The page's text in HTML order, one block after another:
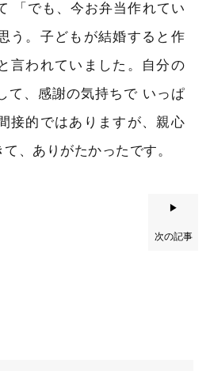
「でも、今お弁当作れてい
う。子どもが結婚すると作
言われていました。自分の
て、感謝の気持ちで いっぱ
接的ではありますが、親心
、ありがたかったです。
▶
次の記事